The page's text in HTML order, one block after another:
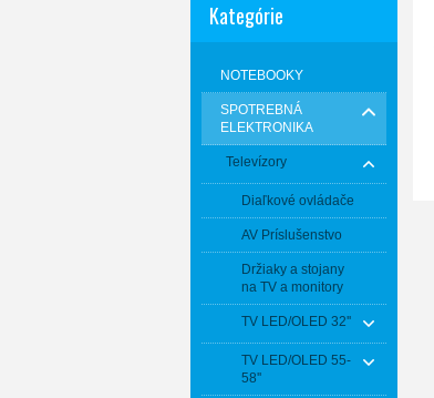
Kategórie
NOTEBOOKY
SPOTREBNÁ
ELEKTRONIKA
Televízory
Diaľkové ovládače
AV Príslušenstvo
Držiaky a stojany
na TV a monitory
TV LED/OLED 32''
TV LED/OLED 55-
58''